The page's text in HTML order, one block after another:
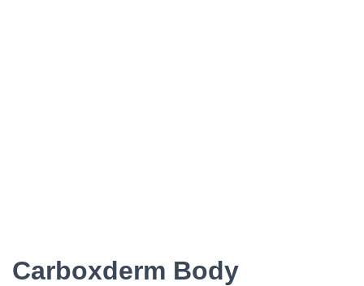
Carboxderm Body